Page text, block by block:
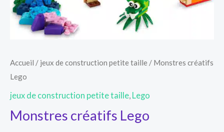
Accueil / jeux de construction petite taille / Monstres créatifs
Lego
jeux de construction petite taille Lego
Monstres créatifs Lego